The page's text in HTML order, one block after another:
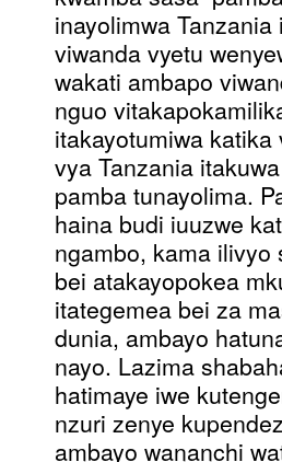
inayolimwa
viwanda vyetu
wakati ambapo
nguo
itakayotumiwa katika
vya Tanzania
pamba tunayolima.
haina budi iuuzwe
ngambo, kama ilivyo
bei atakayopokea
itategemea bei za
dunia, ambayo
nayo. Lazima
hatimaye iwe
nzuri zenye
ambayo wananchi